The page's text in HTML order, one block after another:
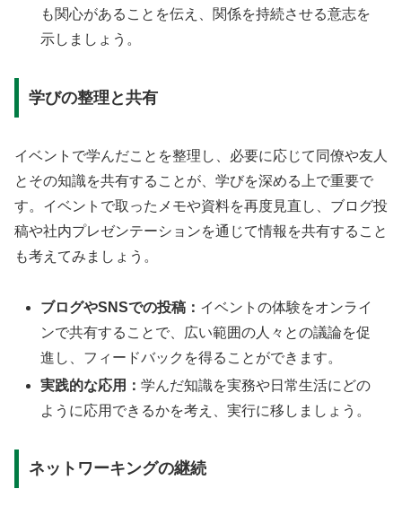
も関心があることを伝え、関係を持続させる意志を
示しましょう。
学びの整理と共有
イベントで学んだことを整理し、必要に応じて同僚や友人
とその知識を共有することが、学びを深める上で重要で
す。イベントで取ったメモや資料を再度見直し、ブログ投
稿や社内プレゼンテーションを通じて情報を共有すること
も考えてみましょう。
ブログやSNSでの投稿： イベントの体験をオンライ
ンで共有することで、広い範囲の人々との議論を促
進し、フィードバックを得ることができます。
実践的な応用：学んだ知識を実務や日常生活にどの
ように応用できるかを考え、実行に移しましょう。
ネットワーキングの継続